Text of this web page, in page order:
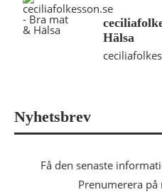
Hälsa
Nyhetsbrev
Få den senaste
Prenumerera